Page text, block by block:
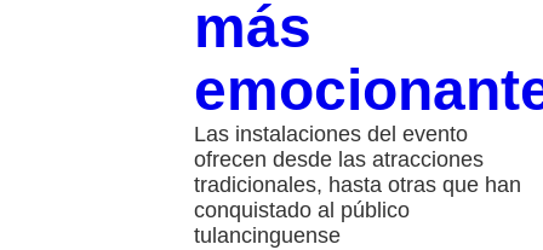
más
Las instalaciones del evento
ofrecen desde las atracciones
tradicionales, hasta otras que han
conquistado al público
tulancinguense